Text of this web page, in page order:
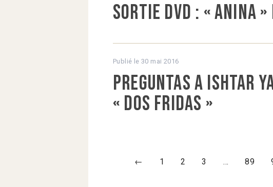
Sortie DVD : « Anina
Publié le30 mai 2016
Preguntas a Ishtar
« Dos Fridas »
← 1 2 3 … 89